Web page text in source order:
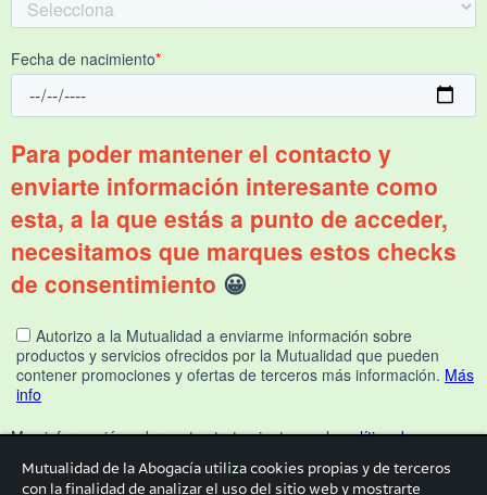
Mutualidad de la Abogacía utiliza cookies propias y de terceros
con la finalidad de analizar el uso del sitio web y mostrarte